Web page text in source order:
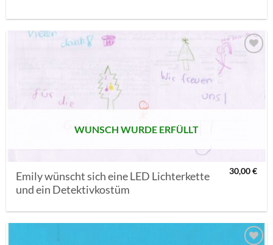
AUF MEINE
MERKLISTE
WUNSCH WURDE ERFÜLLT
Emily wünscht sich eine LED Lichterkette
und ein Detektivkostüm
30,00€